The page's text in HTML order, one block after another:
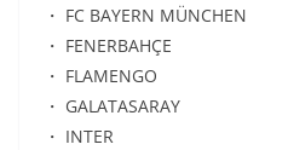
・ FC BAYERN MÜNCHEN
・ FENERBAHÇE
・ FLAMENGO
・ GALATASARAY
・ INTER